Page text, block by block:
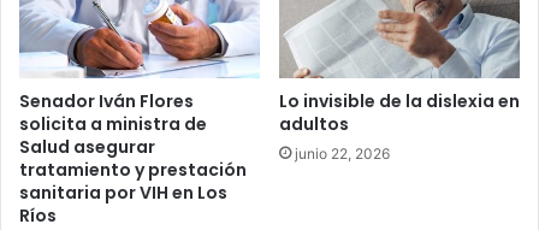
Senador Iván Flores
solicita a ministra de
Salud asegurar
tratamiento y prestación
sanitaria por VIH en Los
Ríos
Lo invisible de la dislexia en
adultos
junio 22, 2026